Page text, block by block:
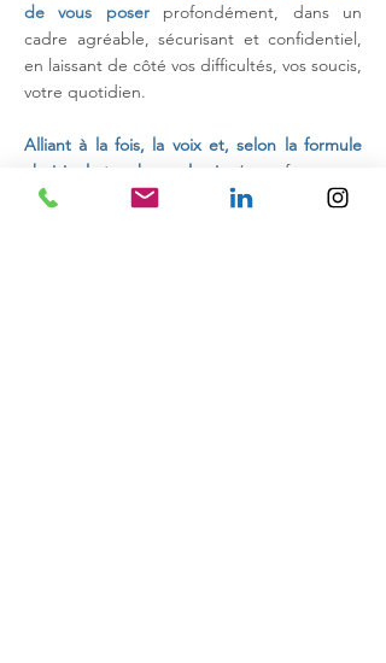
de vous poserprofondément, dans un
cadre agréable, sécurisant et confidentiel,
en laissant de côté vos difficultés, vos soucis,
votre quotidien.
Alliant à la fois, la voix et, selon la formule
choisie, le toucher palmaire (pour femme ou
homme)
ou le massage corporel
(pour